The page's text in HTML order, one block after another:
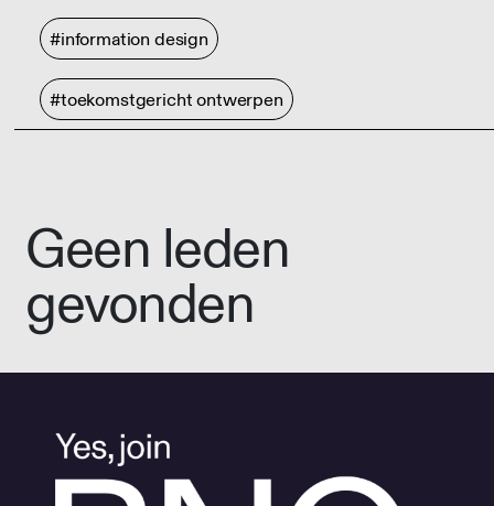
#information design
#toekomstgericht ontwerpen
Geen leden
gevonden